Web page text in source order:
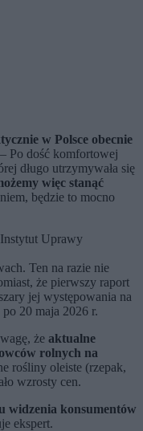
w Polsce obecnie
Po dość komfortowej
długo utrzymywała się
więc stanąć
będzie to mocno
Instytut Uprawy
Ten na razie nie
że pierwszy raport
jej występowania na
20 maja 2026 r.
że aktualne
rolnych na
rośliny oleiste (rzepak,
wzrosty cen.
widzenia konsumentów
ekspert.